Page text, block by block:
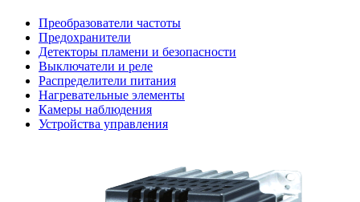
Преобразователи частоты
Предохранители
Детекторы пламени и безопасности
Выключатели и реле
Распределители питания
Нагревательные элементы
Камеры наблюдения
Устройства управления